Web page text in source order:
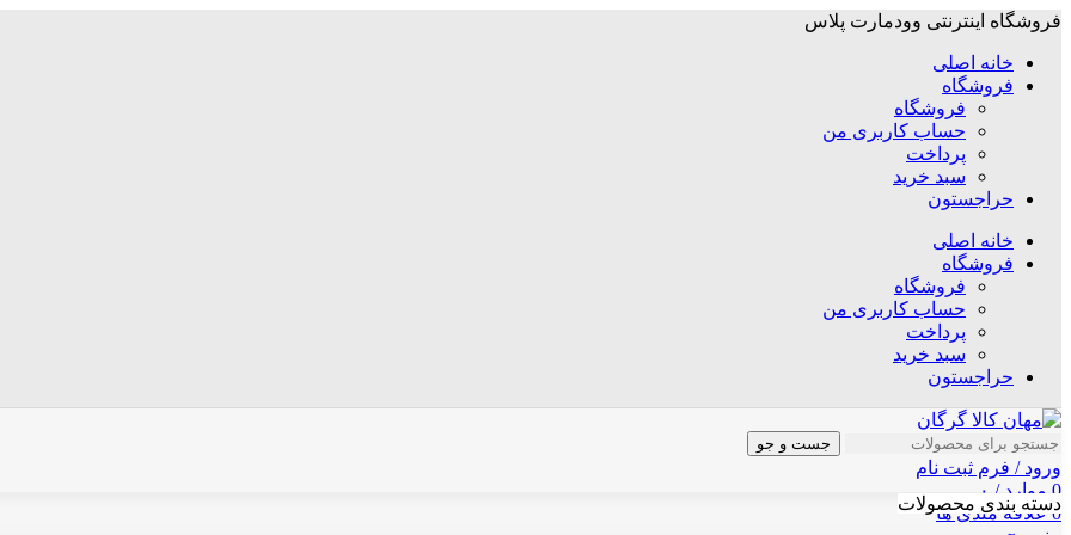
فروشگاه اینترنتی وودمارت پلاس
خانه اصلی
فروشگاه
فروشگاه
حساب کاربری من
پرداخت
سبد خرید
حراجستون
خانه اصلی
فروشگاه
فروشگاه
حساب کاربری من
پرداخت
سبد خرید
حراجستون
جست و جو
ورود / فرم ثبت نام
0 موارد / ۰
0 علاقه مندی ها
دسته بندی محصولات